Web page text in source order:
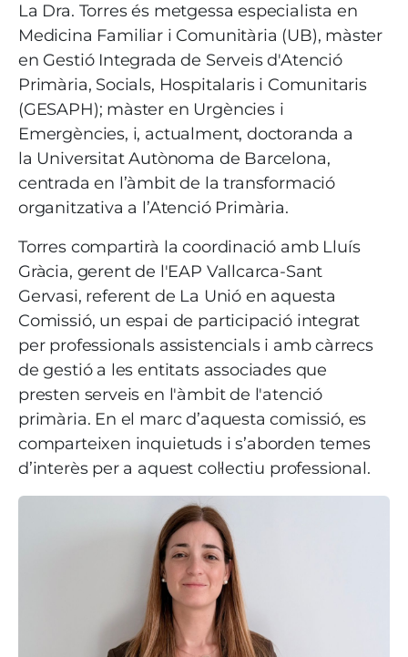
La Dra. Torres és metgessa especialista en
Medicina Familiar i Comunitària (UB), màster
en Gestió Integrada de Serveis d'Atenció
Primària, Socials, Hospitalaris i Comunitaris
(GESAPH); màster en Urgències i
Emergències, i, actualment, doctoranda a
la Universitat Autònoma de Barcelona,
centrada en l’àmbit de la transformació
organitzativa a l’Atenció Primària.
Torres compartirà la coordinació amb Lluís
Gràcia, gerent de l'EAP Vallcarca-Sant
Gervasi, referent de La Unió en aquesta
Comissió, un espai de participació integrat
per professionals assistencials i amb càrrecs
de gestió a les entitats associades que
presten serveis en l'àmbit de l'atenció
primària. En el marc d’aquesta comissió, es
comparteixen inquietuds i s’aborden temes
d’interès per a aquest col·lectiu professional.
Imatge